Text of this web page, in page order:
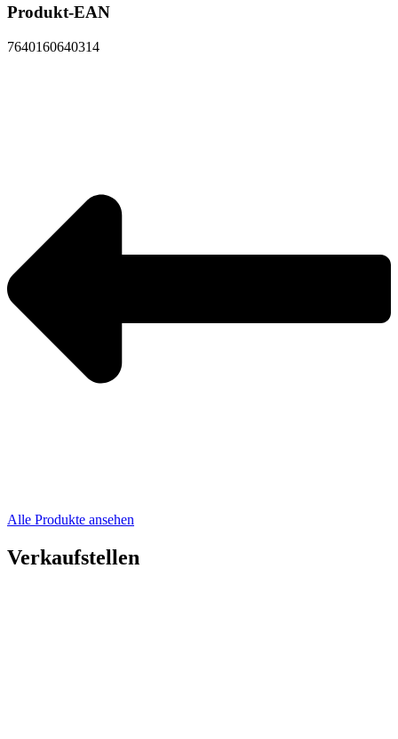
Produkt-EAN
7640160640314
Alle Produkte ansehen
Verkaufstellen